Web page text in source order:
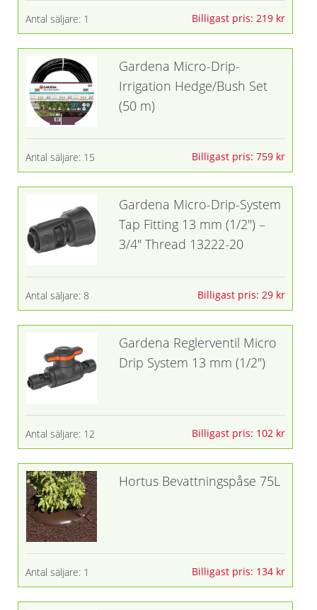
Antal säljare: 1 Billigast pris: 219 kr
Gardena Micro-Drip-
Irrigation Hedge/Bush Set
(50 m)
Antal säljare: 15 Billigast pris: 759 kr
Gardena Micro-Drip-System
Tap Fitting 13 mm (1/2") –
3/4" Thread 13222-20
Antal säljare: 8 Billigast pris: 29 kr
Gardena Reglerventil Micro
Drip System 13 mm (1/2")
Antal säljare: 12 Billigast pris: 102 kr
Hortus Bevattningspåse 75L
Antal säljare: 1 Billigast pris: 134 kr